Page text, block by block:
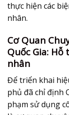
thực hiện các
nhân.
Cơ Quan
Quốc Gia:
nhân
Để triển khai
phủ đã chỉ định
phạm sử dụng